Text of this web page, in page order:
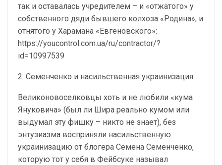
так и оставалась учредителем – и «отжатого» у
собственного дяди бывшего колхоза «Родина», и
отнятого у Харамана «Евгеновского»:
https://youcontrol.com.ua/ru/contractor/?
id=10997539
2. Семенченко и насильственная украинизация
Великоновоселковцы хоть и не любили «кума
Януковича» (был ли Шира реально кумом или
выдумал эту фишку – никто не знает), без
энтузиазма восприняли насильственную
украинизацию от блогера Семена Семенченко,
которую тот у себя в Фейбсуке называл